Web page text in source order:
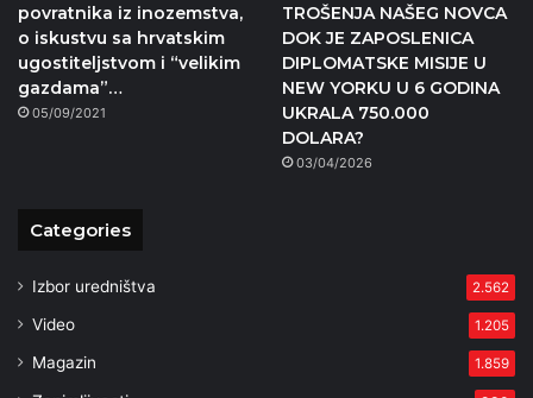
povratnika iz inozemstva,
o iskustvu sa hrvatskim
ugostiteljstvom i “velikim
gazdama”…
05/09/2021
TROŠENJA NAŠEG NOVCA
DOK JE ZAPOSLENICA
DIPLOMATSKE MISIJE U
NEW YORKU U 6 GODINA
UKRALA 750.000
DOLARA?
03/04/2026
Categories
Izbor uredništva 2.562
Video 1.205
Magazin 1.859